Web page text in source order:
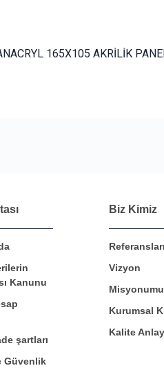
165X105 AKRİLİK
Bu ürüne
Kanunu
şartları
Güvenlik
Biz Kimiz
Vizyon
Kurumsal
Kalite